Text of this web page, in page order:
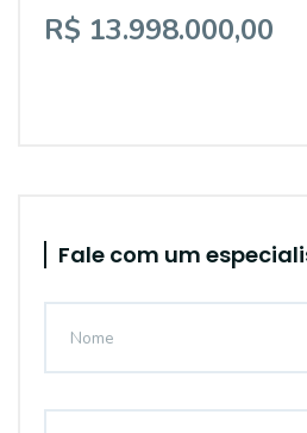
R$ 13.998.000,00
Fale com um